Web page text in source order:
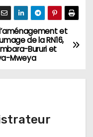
et
de la RN16,
Bururi et
Mweya